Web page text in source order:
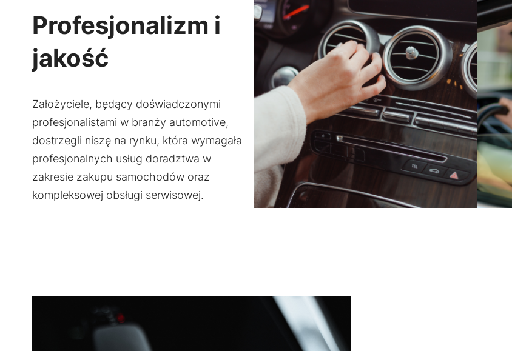
Profesjonalizm i
jakość
Założyciele, będący doświadczonymi
profesjonalistami w branży automotive,
dostrzegli niszę na rynku, która wymagała
profesjonalnych usług doradztwa w
zakresie zakupu samochodów oraz
kompleksowej obsługi serwisowej.
Abyśmy mogli
poprawić
funkcjonalność
i strukturę
strony
internetowej,
na podstawie
tego, jak
strona jest
używana.
Doświadczenie
Aby nasza